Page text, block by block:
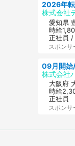
株式会社
愛知県
時給
正社員 /
スポンサ
株式会社
大阪府
時給
正社員
スポンサ